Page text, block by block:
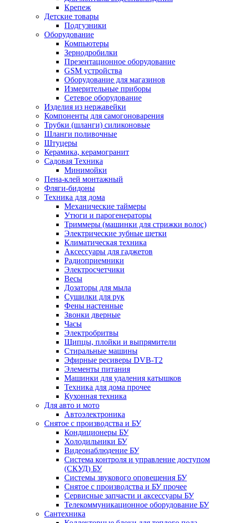
Крепеж
Детские товары
Подгузники
Оборудование
Компьютеры
Зернодробилки
Презентационное оборудование
GSM устройства
Оборудование для магазинов
Измерительные приборы
Сетевое оборудование
Изделия из нержавейки
Компоненты для самогоноварения
Трубки (шланги) силиконовые
Шланги поливочные
Штуцеры
Керамика, керамогранит
Садовая Техника
Минимойки
Пена-клей монтажный
Фляги-бидоны
Техника для дома
Механические таймеры
Утюги и парогенераторы
Триммеры (машинки для стрижки волос)
Электрические зубные щетки
Климатическая техника
Аксессуары для гаджетов
Радиоприемники
Электросчетчики
Весы
Дозаторы для мыла
Сушилки для рук
Фены настенные
Звонки дверные
Часы
Электробритвы
Щипцы, плойки и выпрямители
Стиральные машины
Эфирные ресиверы DVB-T2
Элементы питания
Машинки для удаления катышков
Техника для дома прочее
Кухонная техника
Для авто и мото
Автоэлектроника
Снятое с производства и БУ
Кондиционеры БУ
Холодильники БУ
Видеонаблюдение БУ
Система контроля и управление доступом
(СКУД) БУ
Системы звукового оповещения БУ
Снятое с производства и БУ прочее
Сервисные запчасти и аксессуары БУ
Телекоммуникационное оборудование БУ
Сантехника